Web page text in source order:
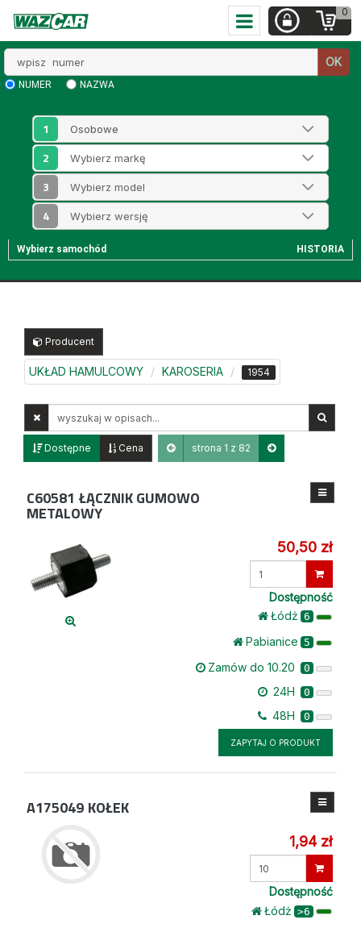
0
numer
OK
NUMER NAZWA
1
2
3
4
Wybierz samochód HISTORIA
Producent
UKŁAD HAMULCOWY KAROSERIA 1954
opisach
Dostępne Cena strona 1 z 82
C60581 ŁĄCZNIK GUMOWO
METALOWY
50,50 zł
Dostępność
Łódż 6
Pabianice 5
Zamów do 10.20 0
24H 0
48H 0
ZAPYTAJ O PRODUKT
A175049 KOŁEK
1,94 zł
Dostępność
Łódż >6